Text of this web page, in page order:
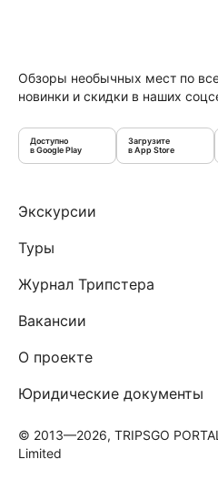
Обзоры необычных мест по
новинки и скидки в наших
Доступно
в Google Play
Загрузите
в App Store
Экскурсии
Туры
Журнал Трипстера
Вакансии
О проекте
Юридические документы
© 2013—2026, TRIPSGO
Limited